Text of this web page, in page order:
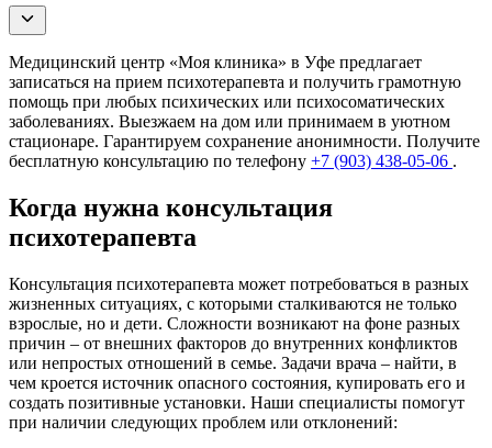
Медицинский центр «Моя клиника» в Уфе предлагает
записаться на прием психотерапевта и получить грамотную
помощь при любых психических или психосоматических
заболеваниях. Выезжаем на дом или принимаем в уютном
стационаре. Гарантируем сохранение анонимности. Получите
бесплатную консультацию по телефону +7 (903) 438-05-06 .
Когда нужна консультация
психотерапевта
Консультация психотерапевта может потребоваться в разных
жизненных ситуациях, с которыми сталкиваются не только
взрослые, но и дети. Сложности возникают на фоне разных
причин – от внешних факторов до внутренних конфликтов
или непростых отношений в семье. Задачи врача – найти, в
чем кроется источник опасного состояния, купировать его и
создать позитивные установки. Наши специалисты помогут
при наличии следующих проблем или отклонений: